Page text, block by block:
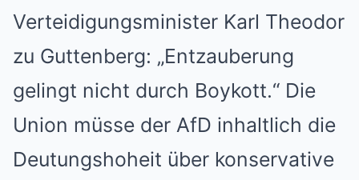
Verteidigungsminister Karl Theodor
zu Guttenberg: „Entzauberung
gelingt nicht durch Boykott.“ Die
Union müsse der AfD inhaltlich die
Deutungshoheit über konservative